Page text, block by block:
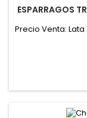
ESPARRAGOS
Precio Venta: